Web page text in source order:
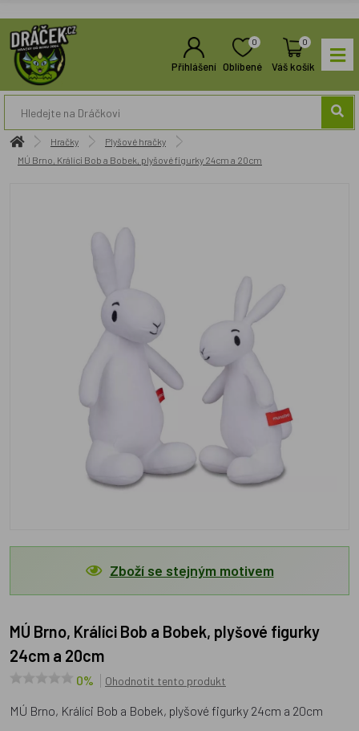
Přihlášení
0
Oblíbené
0
Váš košík
Hračky
Plyšové hračky
MÚ Brno, Králíci Bob a Bobek, plyšové figurky 24cm a 20cm
Zboží se stejným motivem
MÚ Brno, Králíci Bob a Bobek, plyšové figurky
24cm a 20cm
0% Ohodnotit tento produkt
MÚ Brno, Králíci Bob a Bobek, plyšové figurky 24cm a 20cm